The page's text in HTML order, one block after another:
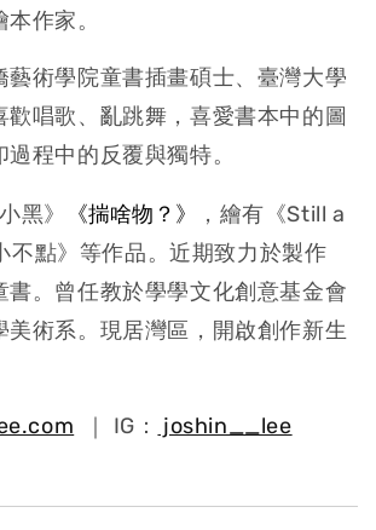
作家。
藝術學院童書插畫碩士、臺灣大學
歡唱歌、亂跳舞，喜愛書本中的圖
程中的反覆與獨特。
黑》 《揣啥物？》
，繪有《Still a
不點》等作品。近期致力於製作
書。曾任教於學學文化創意基金會
美術系。現居灣區，開啟創作新生
｜ IG： joshin__lee